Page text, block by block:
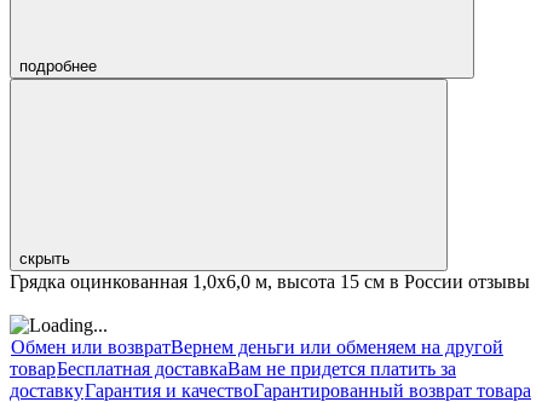
подробнее
скрыть
Грядка оцинкованная 1,0х6,0 м, высота 15 см в России отзывы
Обмен или возвратВернем деньги или обменяем на другой
товарБесплатная доставкаВам не придется платить за
доставкуГарантия и качествоГарантированный возврат товара